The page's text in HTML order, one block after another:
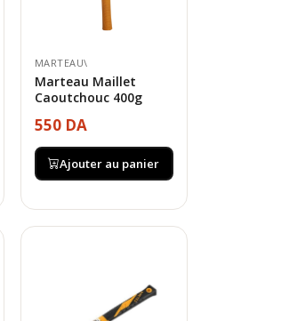
MARTEAU\
Marteau Maillet
Caoutchouc 400g
550 DA
Ajouter au panier